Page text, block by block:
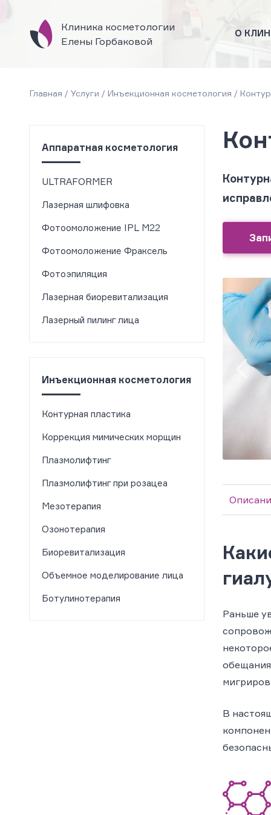
Клиника косметологии
Елены Горбаковой
О
Главная / Услуги / Инъекционная косметология /
Аппаратная косметология
ULTRAFORMER
Лазерная шлифовка
Фотоомоложение IPL M22
Фотоомоложение Фраксель
Фотоэпиляция
Лазерная биоревитализация
Лазерный пилинг лица
Инъекционная косметология
Контурная пластика
Коррекция мимических морщин
Плазмолифтинг
Плазмолифтинг при розацеа
Мезотерапия
Озонотерапия
Биоревитализация
Объемное моделирование лица
Ботулинотерапия
Раньше
В